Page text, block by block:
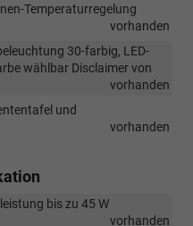
Temperaturregelung
vorhanden
30-farbig, LED-
wählbar Disclaimer von
vorhanden
und
vorhanden
bis zu 45 W
vorhanden